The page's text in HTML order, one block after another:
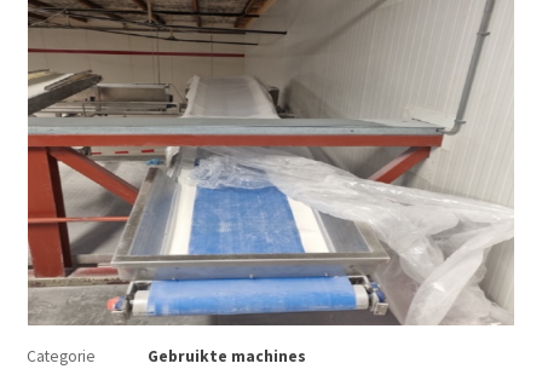
Categorie
Gebruikte machines